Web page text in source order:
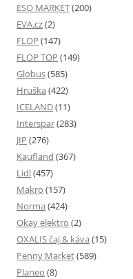
ESO MARKET(200)
EVA.cz(2)
FLOP (147)
FLOP TOP (149)
Globus(585)
Hruška (422)
ICELAND(11)
Interspar(283)
JIP (276)
Kaufland (367)
Lidl(457)
Makro (157)
Norma (424)
Okay elektro (2)
OXALIS čaj & káva (15)
Penny Market(589)
Planeo (8)